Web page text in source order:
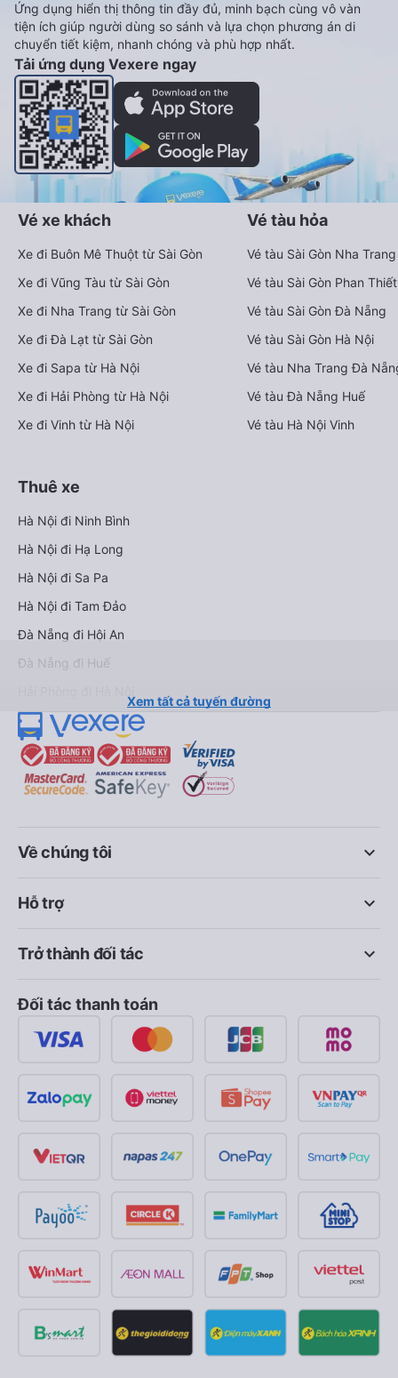
Ứng dụng hiển thị thông tin đầy đủ, minh bạch cùng vô vàn
tiện ích giúp người dùng so sánh và lựa chọn phương án di
chuyển tiết kiệm, nhanh chóng và phù hợp nhất.
Tải ứng dụng Vexere ngay
Vé xe khách
Xe đi Buôn Mê Thuột từ Sài Gòn
Xe đi Vũng Tàu từ Sài Gòn
Xe đi Nha Trang từ Sài Gòn
Xe đi Đà Lạt từ Sài Gòn
Xe đi Sapa từ Hà Nội
Xe đi Hải Phòng từ Hà Nội
Xe đi Vinh từ Hà Nội
Vé tàu hỏa
Vé tàu Sài Gòn Nha Trang
Vé tàu Sài Gòn Phan Thiết
Vé tàu Sài Gòn Đà Nẵng
Vé tàu Sài Gòn Hà Nội
Vé tàu Nha Trang Đà
Vé tàu Đà Nẵng Huế
Vé tàu Hà Nội Vinh
Thuê xe
Hà Nội đi Ninh Bình
Hà Nội đi Hạ Long
Hà Nội đi Sa Pa
Hà Nội đi Tam Đảo
Đà Nẵng đi Hội An
Đà Nẵng đi Huế
Xem tất cả tuyến đường
keyboard_arrow_down
Về chúng tôi
keyboard_arrow_down
Hỗ trợ
keyboard_arrow_down
Trở thành đối tác
Đối tác thanh toán